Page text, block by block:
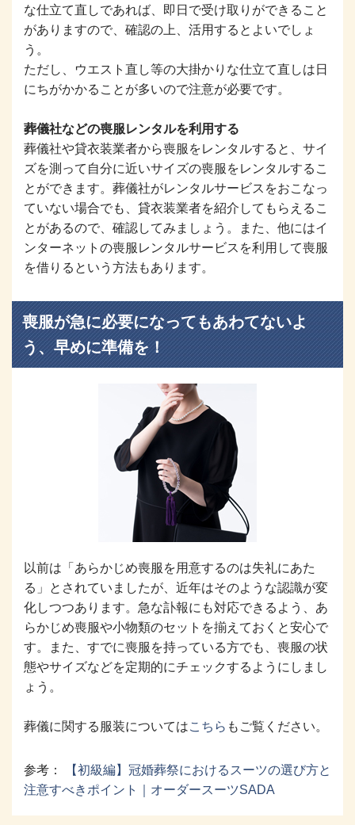
な仕立て直しであれば、即日で受け取りができること
がありますので、確認の上、活用するとよいでしょ
う。
ただし、ウエスト直し等の大掛かりな仕立て直しは日
にちがかかることが多いので注意が必要です。
葬儀社などの喪服レンタルを利用する
葬儀社や貸衣装業者から喪服をレンタルすると、サイ
ズを測って自分に近いサイズの喪服をレンタルするこ
とができます。葬儀社がレンタルサービスをおこなっ
ていない場合でも、貸衣装業者を紹介してもらえるこ
とがあるので、確認してみましょう。また、他にはイ
ンターネットの喪服レンタルサービスを利用して喪服
を借りるという方法もあります。
喪服が急に必要になってもあわてないよ
う、早めに準備を！
以前は「あらかじめ喪服を用意するのは失礼にあた
る」とされていましたが、近年はそのような認識が変
化しつつあります。急な訃報にも対応できるよう、あ
らかじめ喪服や小物類のセットを揃えておくと安心で
す。また、すでに喪服を持っている方でも、喪服の状
態やサイズなどを定期的にチェックするようにしまし
ょう。
葬儀に関する服装についてはこちら もご覧ください。
参考：
【初級編】冠婚葬祭におけるスーツの選び方と
注意すべきポイント｜オーダースーツSADA